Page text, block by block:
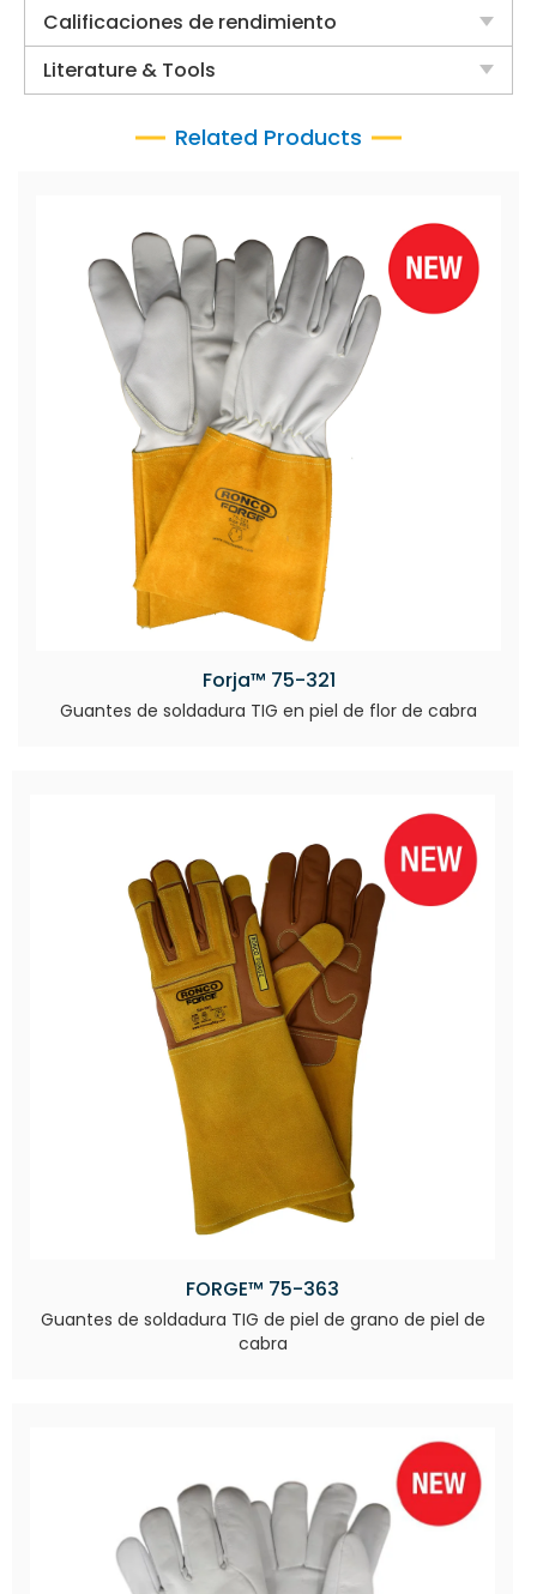
Calificaciones de rendimiento
Literature & Tools
Related Products
Forja™ 75-321
Guantes de soldadura TIG en piel de flor de cabra
FORGE™ 75-363
Guantes de soldadura TIG de piel de grano de piel de
cabra